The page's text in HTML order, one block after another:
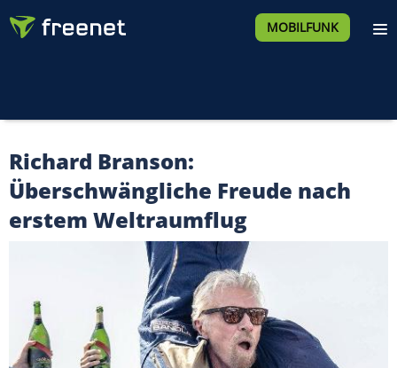
MOBILFUNK
Richard Branson:
Überschwängliche Freude nach
erstem Weltraumflug